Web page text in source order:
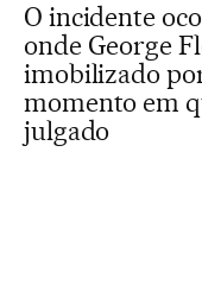
O incidente
onde George
imobilizado
momento em
julgado